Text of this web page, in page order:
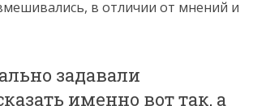
в отличии от мнений и
задавали
именно вот так, а